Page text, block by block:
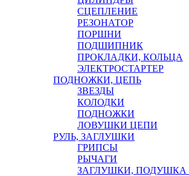
СЦЕПЛЕНИЕ
РЕЗОНАТОР
ПОРШНИ
ПОДШИПНИК
ПРОКЛАДКИ, КОЛЬЦА
ЭЛЕКТРОСТАРТЕР
ПОДНОЖКИ, ЦЕПЬ
ЗВЕЗДЫ
КОЛОДКИ
ПОДНОЖКИ
ЛОВУШКИ ЦЕПИ
РУЛЬ, ЗАГЛУШКИ
ГРИПСЫ
РЫЧАГИ
ЗАГЛУШКИ, ПОДУШКА